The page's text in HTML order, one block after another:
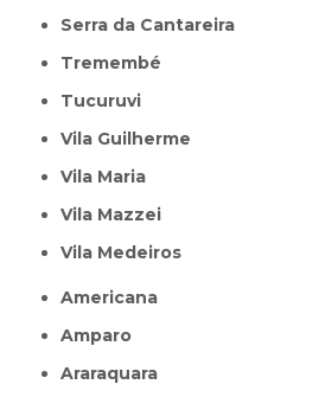
Serra da Cantareira
Tremembé
Tucuruvi
Vila Guilherme
Vila Maria
Vila Mazzei
Vila Medeiros
Americana
Amparo
Araraquara